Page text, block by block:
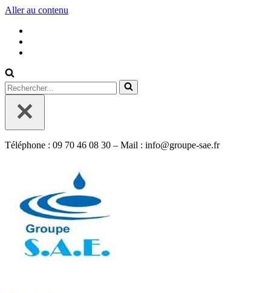
Aller au contenu
Rechercher...
Téléphone : 09 70 46 08 30 – Mail : info@groupe-sae.fr